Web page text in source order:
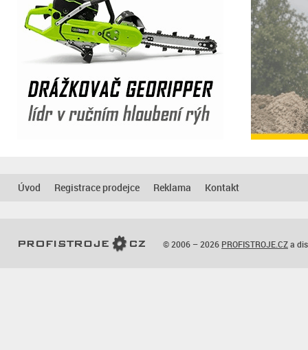
Úvod Registrace prodejce Reklama Kontakt
© 2006 – 2026 PROFISTROJE.CZa